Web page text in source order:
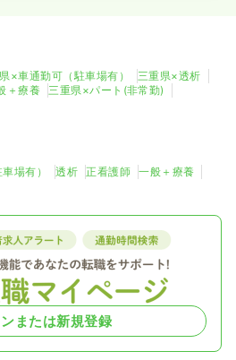
×車通勤可（駐車場有）
三重県×透析
＋療養
三重県×パート(非常勤)
場有） 透析 正看護師
一般＋療養
または新規登録